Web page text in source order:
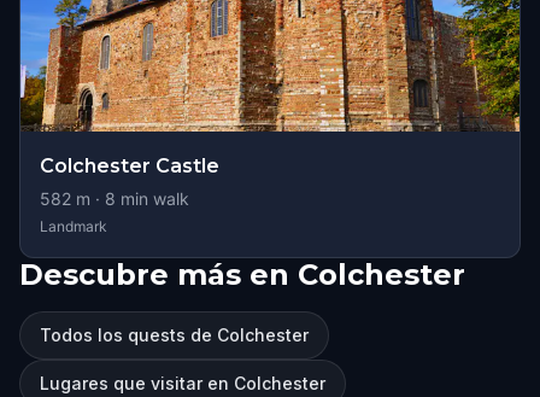
Colchester Castle
582 m · 8 min walk
Landmark
Descubre más en Colchester
Todos los quests de Colchester
Lugares que visitar en Colchester